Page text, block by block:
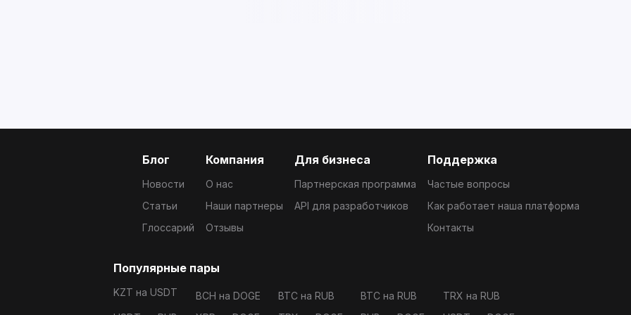
Блог
Новости
Статьи
Глоссарий
Компания
О нас
Наши партнеры
Отзывы
Для бизнеса
Партнерская программа
API для разработчиков
Поддержка
Частые вопросы
Как работает наша платформа
Контакты
Популярные пары
KZT на USDT BCH на DOGE BTC на RUB BTC на RUB
TRX на RUB